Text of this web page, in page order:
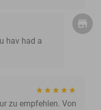
hav had a
zu empfehlen. Von